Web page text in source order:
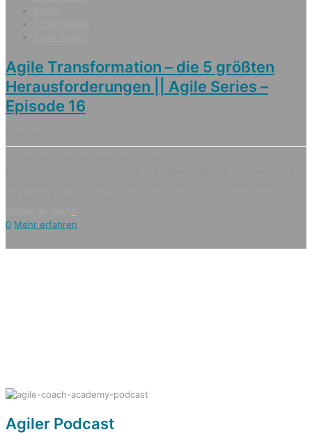
Agile Transformation – die 5 größten
Herausforderungen || Agile Series –
Episode 16
0 Mehr erfahren
Agiler Podcast